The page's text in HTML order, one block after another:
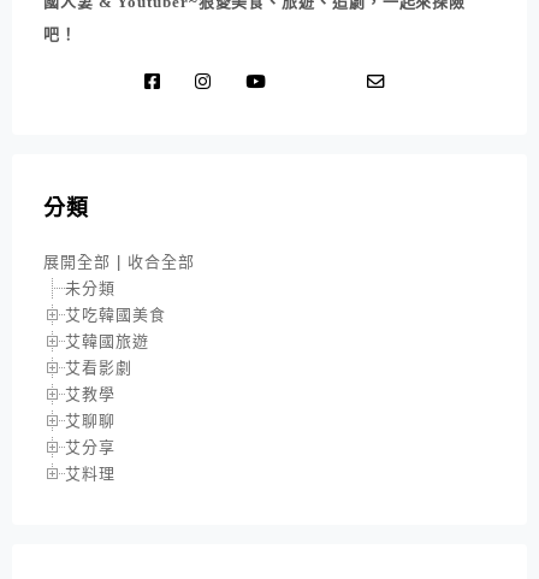
吧！
分類
展開全部
收合全部
未分類
艾吃韓國美食
艾韓國旅遊
艾看影劇
艾教學
艾聊聊
艾分享
艾料理